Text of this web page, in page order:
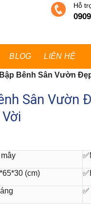
Hỗ
BLOG LIÊN HỆ
Bênh Sân Vườn
Sân Vườn
(cm)
✅
Vườn Đẹp, Giá Tốt - Thư